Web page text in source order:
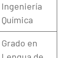
Ingeniería
Química
Grado en